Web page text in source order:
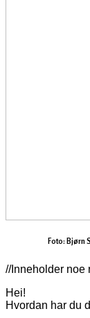
Foto: Bjørn
//Inneholder noe
Hei!
Hvordan har du